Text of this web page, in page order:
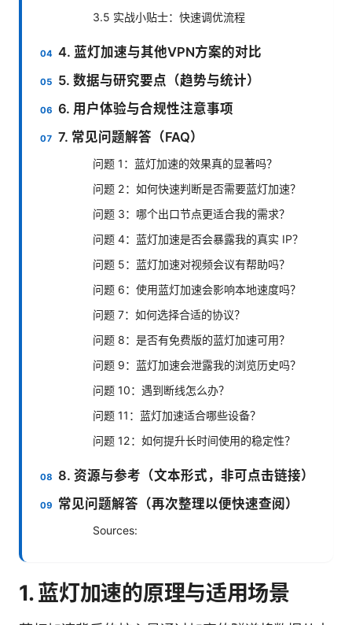
3.5 实战小贴士：快速调优流程
4. 蓝灯加速与其他VPN方案的对比
5. 数据与研究要点（趋势与统计）
6. 用户体验与合规性注意事项
7. 常见问题解答（FAQ）
问题 1：蓝灯加速的效果真的显著吗？
问题 2：如何快速判断是否需要蓝灯加速？
问题 3：哪个出口节点更适合我的需求？
问题 4：蓝灯加速是否会暴露我的真实 IP？
问题 5：蓝灯加速对视频会议有帮助吗？
问题 6：使用蓝灯加速会影响本地速度吗？
问题 7：如何选择合适的协议？
问题 8：是否有免费版的蓝灯加速可用？
问题 9：蓝灯加速会泄露我的浏览历史吗？
问题 10：遇到断线怎么办？
问题 11：蓝灯加速适合哪些设备？
问题 12：如何提升长时间使用的稳定性？
8. 资源与参考（文本形式，非可点击链接）
常见问题解答（再次整理以便快速查阅）
Sources:
1. 蓝灯加速的原理与适用场景